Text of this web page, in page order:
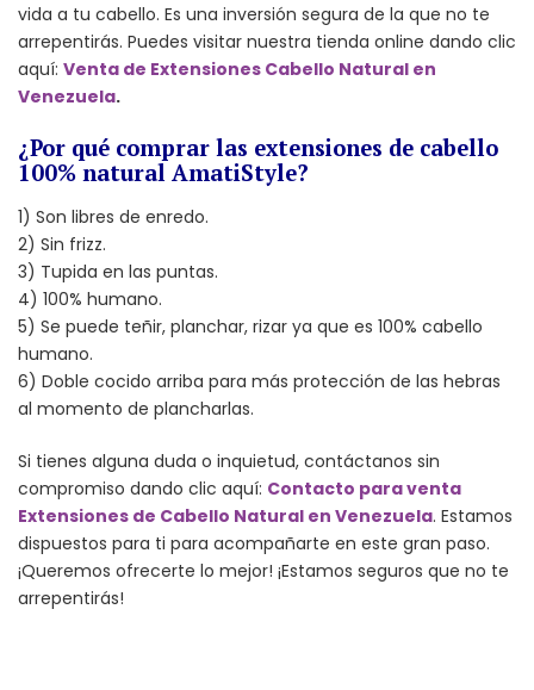
vida a tu cabello. Es una inversión segura de la que no te
arrepentirás. Puedes visitar nuestra tienda online dando clic
aquí: Venta de Extensiones Cabello Natural en
Venezuela.
¿Por qué comprar las extensiones de cabello
100% natural AmatiStyle?
1) Son libres de enredo.
2) Sin frizz.
3) Tupida en las puntas.
4) 100% humano.
5) Se puede teñir, planchar, rizar ya que es 100% cabello
humano.
6) Doble cocido arriba para más protección de las hebras
al momento de plancharlas.
Si tienes alguna duda o inquietud, contáctanos sin
compromiso dando clic aquí: Contacto para venta
Extensiones de Cabello Natural en Venezuela. Estamos
dispuestos para ti para acompañarte en este gran paso.
¡Queremos ofrecerte lo mejor! ¡Estamos seguros que no te
arrepentirás!